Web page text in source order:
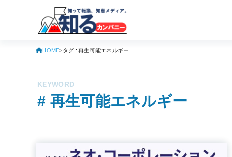
HOME タグ : 再生可能エネルギー
# 再生可能エネルギー